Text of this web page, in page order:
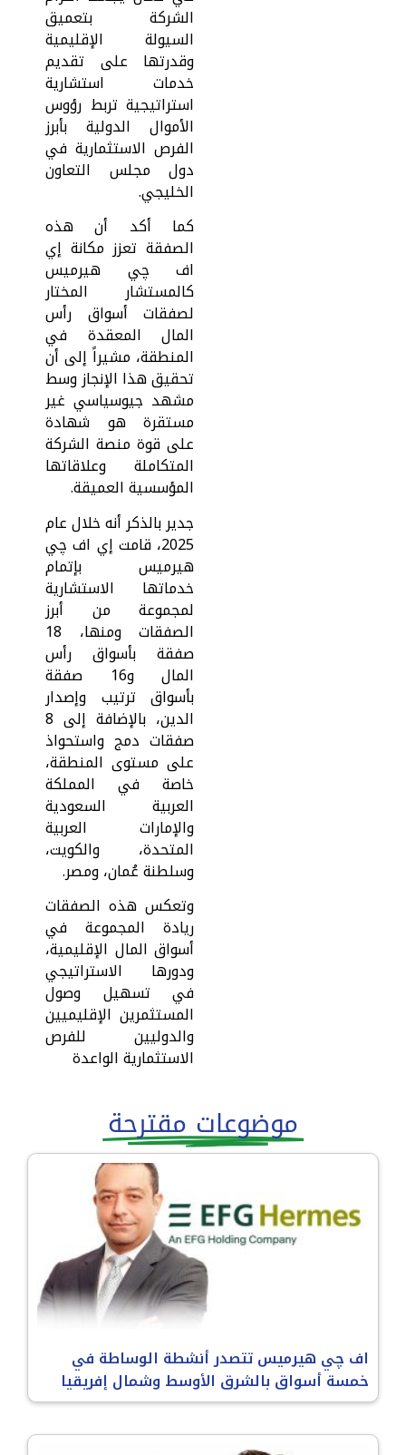
الشركة بتعميق
السيولة الإقليمية
وقدرتها على تقديم
خدمات استشارية
استراتيجية تربط رؤوس
الأموال الدولية بأبرز
الفرص الاستثمارية في
دول مجلس التعاون
الخليجي.
كما أكد أن هذه
الصفقة تعزز مكانة إي
اف چي هيرميس
كالمستشار المختار
لصفقات أسواق رأس
المال المعقدة في
المنطقة، مشيراً إلى أن
تحقيق هذا الإنجاز وسط
مشهد جيوسياسي غير
مستقرة هو شهادة
على قوة منصة الشركة
المتكاملة وعلاقاتها
المؤسسية العميقة.
جدير بالذكر أنه خلال عام
2025، قامت إي اف چي
هيرميس بإتمام
خدماتها الاستشارية
لمجموعة من أبرز
الصفقات ومنها، 18
صفقة بأسواق رأس
المال و16 صفقة
بأسواق ترتيب وإصدار
الدين، بالإضافة إلى 8
صفقات دمج واستحواذ
على مستوى المنطقة،
خاصة في المملكة
العربية السعودية
والإمارات العربية
المتحدة، والكويت،
وسلطنة عُمان، ومصر.
وتعكس هذه الصفقات
ريادة المجموعة في
أسواق المال الإقليمية،
ودورها الاستراتيجي
في تسهيل وصول
المستثمرين الإقليميين
والدوليين للفرص
الاستثمارية الواعدة
موضوعات مقترحة
اف چي هيرميس تتصدر أنشطة الوساطة في
خمسة أسواق بالشرق الأوسط وشمال إفريقيا